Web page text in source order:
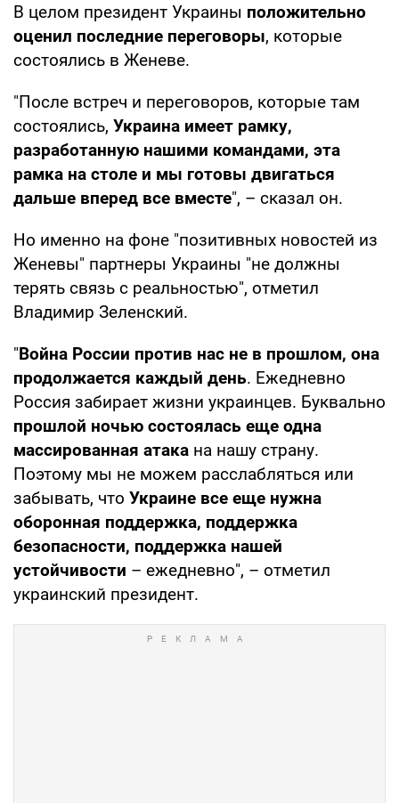
В целом президент Украины положительно
оценил последние переговоры, которые
состоялись в Женеве.
"После встреч и переговоров, которые там
состоялись, Украина имеет рамку,
разработанную нашими командами, эта
рамка на столе и мы готовы двигаться
дальше вперед все вместе", – сказал он.
Но именно на фоне "позитивных новостей из
Женевы" партнеры Украины "не должны
терять связь с реальностью", отметил
Владимир Зеленский.
"Война России против нас не в прошлом, она
продолжается каждый день. Ежедневно
Россия забирает жизни украинцев. Буквально
прошлой ночью состоялась еще одна
массированная атака на нашу страну.
Поэтому мы не можем расслабляться или
забывать, что Украине все еще нужна
оборонная поддержка, поддержка
безопасности, поддержка нашей
устойчивости – ежедневно", – отметил
украинский президент.